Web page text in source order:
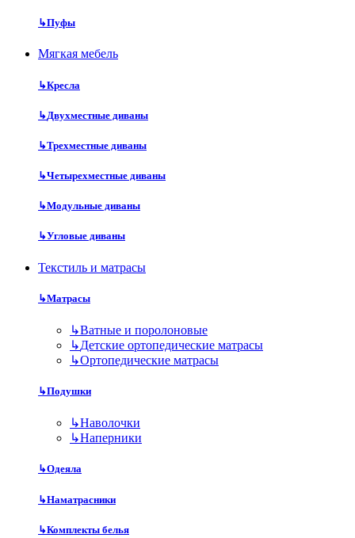
↳Пуфы
Мягкая мебель
↳Кресла
↳Двухместные диваны
↳Трехместные диваны
↳Четырехместные диваны
↳Модульные диваны
↳Угловые диваны
Текстиль и матрасы
↳Матрасы
↳Ватные и поролоновые
↳Детские ортопедические матрасы
↳Ортопедические матрасы
↳Подушки
↳Наволочки
↳Наперники
↳Одеяла
↳Наматрасники
↳Комплекты белья